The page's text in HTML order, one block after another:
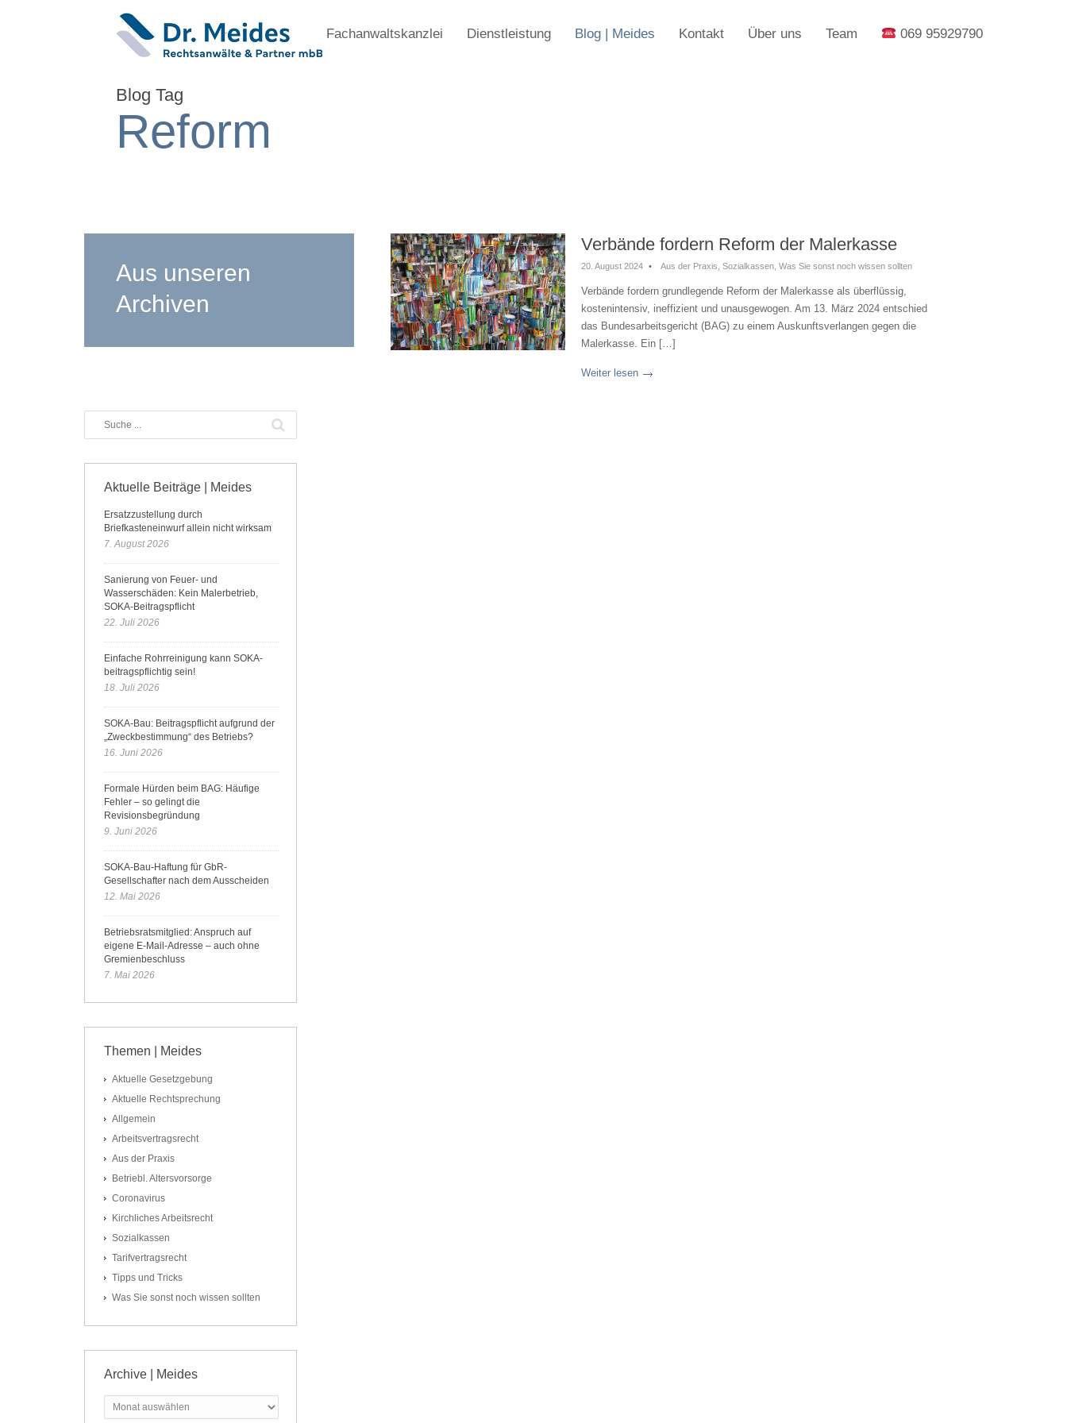
Fachanwaltskanzlei Dienstleistung Blog | Meides Kontakt Über uns Team 069 95929790
Blog Tag
Reform
Aus unseren
Archiven
Verbände fordern Reform der Malerkasse
20. August 2024 • Aus der Praxis Sozialkassen Was Sie sonst noch wissen sollten
Verbände fordern grundlegende Reform der Malerkasse als überflüssig,
kostenintensiv, ineffizient und unausgewogen. Am 13. März 2024 entschied
das Bundesarbeitsgericht (BAG) zu einem Auskunftsverlangen gegen die
Malerkasse. Ein […]
Weiter lesen
Aktuelle Beiträge | Meides
Ersatzzustellung durch
Briefkasteneinwurf allein nicht wirksam
7. August 2026
Sanierung von Feuer- und
Wasserschäden: Kein Malerbetrieb,
SOKA-Beitragspflicht
22. Juli 2026
Einfache Rohrreinigung kann SOKA-
beitragspflichtig sein!
18. Juli 2026
SOKA-Bau: Beitragspflicht aufgrund der
„Zweckbestimmung“ des Betriebs?
16. Juni 2026
Formale Hürden beim BAG: Häufige
Fehler – so gelingt die
Revisionsbegründung
9. Juni 2026
SOKA-Bau-Haftung für GbR-
Gesellschafter nach dem Ausscheiden
12. Mai 2026
Betriebsratsmitglied: Anspruch auf
eigene E-Mail-Adresse – auch ohne
Gremienbeschluss
7. Mai 2026
Themen | Meides
Aktuelle Gesetzgebung
Aktuelle Rechtsprechung
Allgemein
Arbeitsvertragsrecht
Aus der Praxis
Betriebl. Altersvorsorge
Coronavirus
Kirchliches Arbeitsrecht
Sozialkassen
Tarifvertragsrecht
Tipps und Tricks
Was Sie sonst noch wissen sollten
Archive | Meides
Archive
|